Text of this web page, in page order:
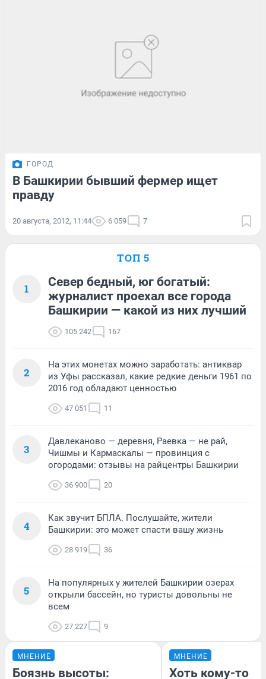
ГОРОД
В Башкирии бывший фермер ищет
правду
20 августа, 2012, 11:44 6 059 7
ТОП 5
1
Север бедный, юг богатый:
журналист проехал все города
Башкирии — какой из них лучший
105 242 167
2
На этих монетах можно заработать: антиквар
из Уфы рассказал, какие редкие деньги 1961 по
2016 год обладают ценностью
47 051 11
3
Давлеканово — деревня, Раевка — не рай,
Чишмы и Кармаскалы — провинция с
огородами: отзывы на райцентры Башкирии
36 900 20
4
Как звучит БПЛА. Послушайте, жители
Башкирии: это может спасти вашу жизнь
28 919 36
5
На популярных у жителей Башкирии озерах
открыли бассейн, но туристы довольны не
всем
27 227 9
МНЕНИЕ
Боязнь высоты:
МНЕНИЕ
Хоть кому-то